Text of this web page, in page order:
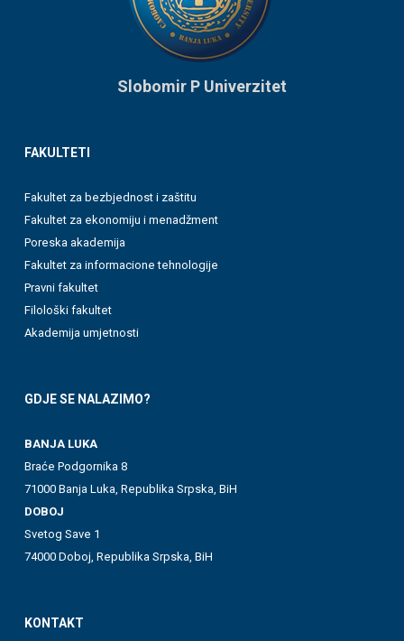
Slobomir P Univerzitet
FAKULTETI
Fakultet za bezbjednost i zaštitu
Fakultet za ekonomiju i menadžment
Poreska akademija
Fakultet za informacione tehnologije
Pravni fakultet
Filološki fakultet
Akademija umjetnosti
GDJE SE NALAZIMO?
BANJA LUKA
Braće Podgornika 8
71000 Banja Luka, Republika Srpska, BiH
DOBOJ
Svetog Save 1
74000 Doboj, Republika Srpska, BiH
KONTAKT